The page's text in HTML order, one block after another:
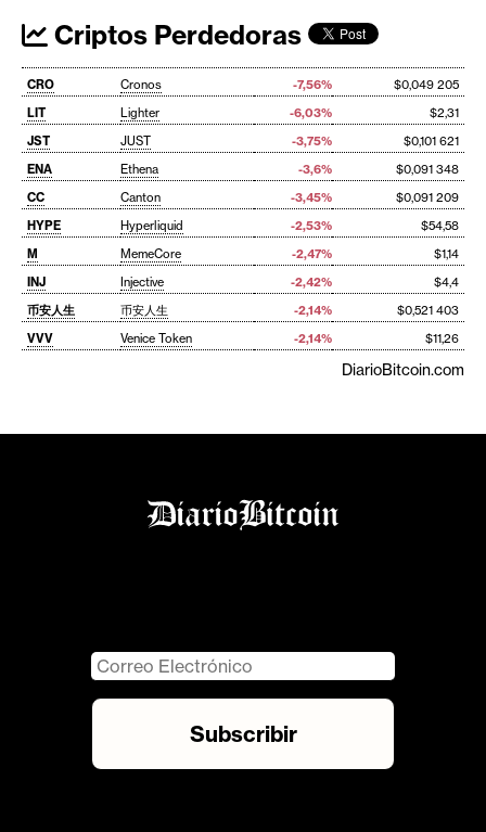
Criptos Perdedoras
CRO Cronos -7,56%
$0,049 205
LIT
Lighter -6,03%
$2,31
JST
JUST -3,75%
$0,101 621
ENA
Ethena -3,6%
$0,091 348
CC
Canton -3,45%
$0,091 209
HYPE
Hyperliquid -2,53%
$54,58
M
MemeCore -2,47%
$1,14
INJ
Injective -2,42%
$4,4
币安人生
币安人生 -2,14%
$0,521 403
VVV
Venice Token -2,14% $11,26
DiarioBitcoin.com